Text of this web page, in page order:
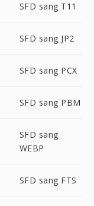
SFD sang T11
SFD sang JP2
SFD sang PCX
SFD sang PBM
SFD sang
WEBP
SFD sang FTS